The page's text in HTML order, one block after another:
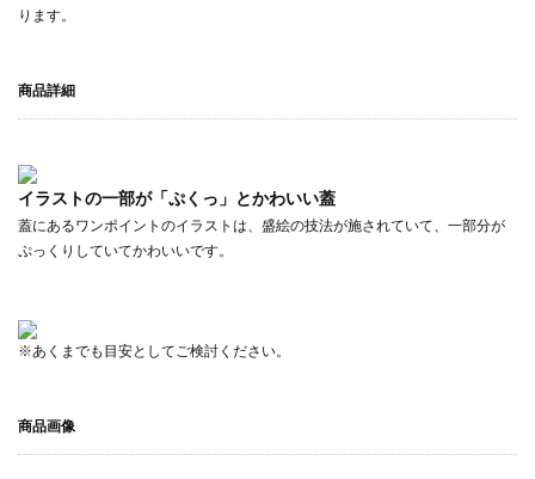
ります。
商品詳細
イラストの一部が「ぷくっ」とかわいい蓋
蓋にあるワンポイントのイラストは、盛絵の技法が施されていて、一部分が
ぷっくりしていてかわいいです。
※あくまでも目安としてご検討ください。
商品画像